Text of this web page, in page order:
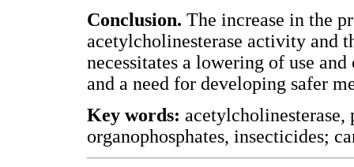
Conclusion. The increase in the
acetylcholinesterase activity and
necessitates a lowering of use
and a need for developing safer
Key words: acetylcholinesterase,
organophosphates, insecticides;